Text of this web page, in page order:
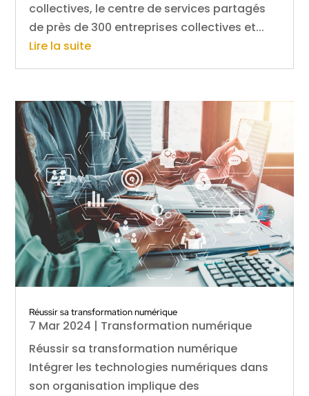
collectives, le centre de services partagés
de près de 300 entreprises collectives et...
Lire la suite
Réussir sa transformation numérique
7 Mar 2024 | Transformation numérique
Réussir sa transformation numérique
Intégrer les technologies numériques dans
son organisation implique des